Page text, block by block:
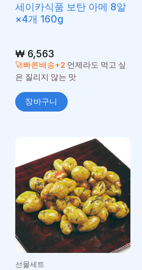
세이카식품 보탄 아메 8알
×4개 160g
₩6,563
🚀빠른배송+2언제라도 먹고 싶
은 질리지 않는 맛
장바구니
선물세트